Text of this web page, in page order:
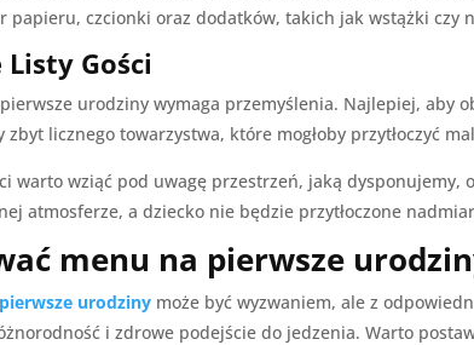
papieru, czcionki oraz dodatków, takich jak wstążki czy
Gości
urodziny wymaga przemyślenia. Najlepiej, aby
zbyt licznego towarzystwa, które mogłoby przytłoczyć
warto wziąć pod uwagę przestrzeń, jaką
atmosferze, a dziecko nie będzie przytłoczone
menu na pierwsze
urodziny może być wyzwaniem, ale z
i zdrowe podejście do jedzenia. Warto